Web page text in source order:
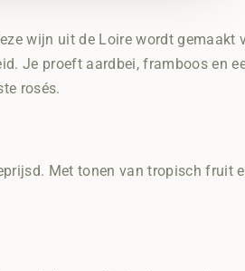
wijn uit de Loire wordt gemaakt
Je proeft aardbei, framboos en
rosés.
Met tonen van tropisch fruit